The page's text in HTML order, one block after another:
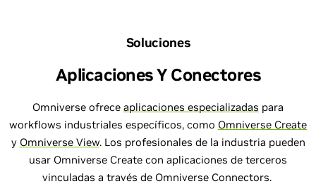
Soluciones
Aplicaciones Y Conectores
Omniverse ofrece aplicaciones especializadas para
workflows industriales específicos, como Omniverse Create
y Omniverse View. Los profesionales de la industria pueden
usar Omniverse Create con aplicaciones de terceros
vinculadas a través de Omniverse Connectors.